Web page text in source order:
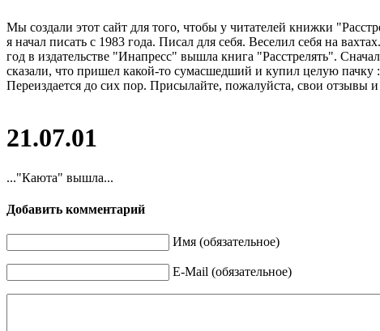
Мы создали этот сайт для того, чтобы у читателей книжки
я начал писать с 1983 года. Писал для себя. Веселил себя на
год в издательстве "Инапресс" вышла книга "Расстрелять".
сказали, что пришел какой-то сумасшедший и купил целую
Переиздается до сих пор. Присылайте, пожалуйста, свои отзывы
21.07.01
..."Каюта" вышла...
Добавить комментарий
Имя (обязательное)
E-Mail (обязательное)